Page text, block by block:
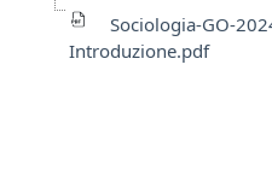
Sociologia-GO-
Introduzione.pdf